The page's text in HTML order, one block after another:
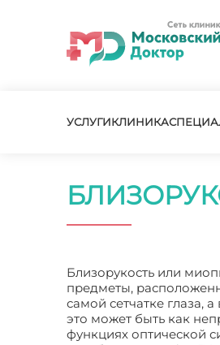
УСЛУГИКЛИНИКА
Близорукость или
предметы,
самой сетчатке глаза,
это может быть как
функциях оптической